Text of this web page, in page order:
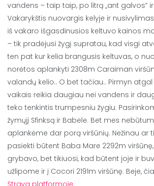
vandens – taip taip, po litrą „ant galvos”
Vakarykštis nuovargis kelyje ir
iš vakaro išgasdinusios keltuvo kainos
– tik pradėjusi žygį supratau, kad visgi
ten pat kur kelia brangusis keltuvas, o
norėtos aplankyti 2308m Caraiman
valandų kelio.. O bet tačiau.. Pirmyn
vaikais reikia daugiau nei vandens ir
teko tenkintis trumpesniu žygiu.
žymųjį Sfinksą ir Babele. Bet mes
aplankėme dar porą viršūnių. Nežinau ar
pasiekti būtent Baba Mare 2292m
grybavo, bet tikiuosi, kad būtent joje ir
užlipome ir į Cocori 2191m viršūnę. Beje, čia